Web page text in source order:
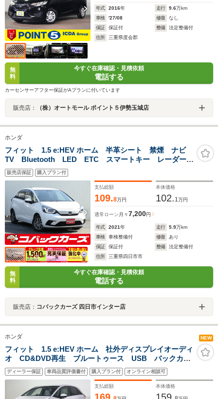
年式 2016年 走行 9.6万km
車検
'27/08 修復
なし
保証
保証付 整備
法定整備付
住所
三重県度会郡
無
料
今すぐ在庫確認・見積依頼
電話する
カーセンサーアフター保証がAプランに付いています
販売店： （株）オートモール ポイント５伊勢玉城店
ホンダ
フィット 1.5 e:HEV ホーム 半革シート 禁煙 ナビ
TV Bluetooth LED ETC スマートキー レーダーク
ルーズコントロール 14インチアルミホイール
販売店保証 購入プラン付
支払総額
109.8万円
本体価格
102. 1万円
通常ローン 月々7,200円
年式 2021年 走行 5.9万km
車検
車検整備付 修復
あり
保証
保証付 整備
法定整備付
住所
三重県四日市市
無
料
今すぐ在庫確認・見積依頼
電話する
販売店： コバックカーズ 四日市インター店
ホンダ NEW
フィット 1.5 e:HEV ホーム 社外ディスプレイオーディ
オ CD&DVD再生 ブルートゥース USB バックカメ
ラ ハーフレザーシート アクティブクルーズコントロ
ール LEDオートライト スマートキー ワンオーナ
ー 禁煙車
ディーラー保証 車両品質評価書付 購入プラン付 オンライン相談可
支払総額 本体価格